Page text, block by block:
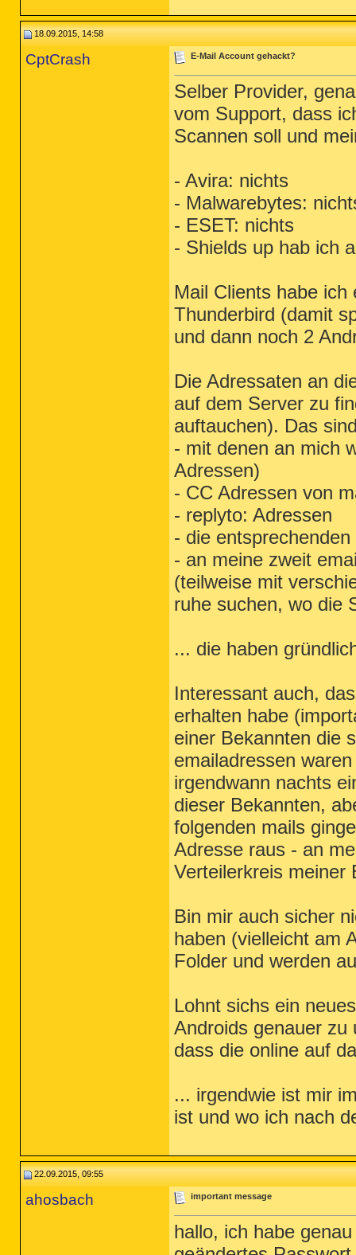
18.09.2015, 14:58
CptCrash E-Mail Account gehackt?
Selber Provider,
vom Support, dass
Scannen soll und
- Avira: nichts
- Malwarebytes:
- ESET: nichts
- Shields up hab ich
Mail Clients habe
Thunderbird (damit
und dann noch 2
Die Adressaten an
auf dem Server zu
auftauchen). Das
- mit denen an mich
Adressen)
- CC Adressen von
- replyto: Adressen
- die
- an meine zweit
(teilweise mit
ruhe suchen, wo die
... die haben
Interessant auch,
erhalten habe
einer Bekannten die
emailadressen
irgendwann nachts
dieser Bekannten,
folgenden mails
Adresse raus - an
Verteilerkreis meiner
Bin mir auch sicher
haben (vielleicht am
Folder und werden
Lohnt sichs ein
Androids genauer zu
dass die online auf
... irgendwie ist mir
ist und wo ich nach
22.09.2015, 09:55
ahosbach important message
hallo, ich habe